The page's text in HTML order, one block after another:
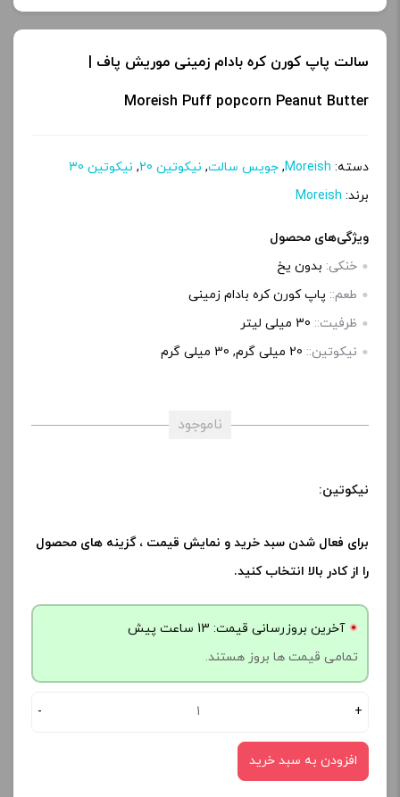
پ
پ
سالت پاپ کورن کره بادام زمینی موریش پاف |
Moreish Puff popcorn Peanut Butter
دسته: Moreish
, جویس سالت, نیکوتین 20 , نیکوتین 30
برند: Moreish
ویژگی‌های محصول
خنکی: بدون یخ
طعم:: پاپ کورن کره بادام زمینی
ظرفیت:: 30 میلی‌ لیتر
نیکوتین:: 20 میلی گرم, 30 میلی گرم
ناموجود
نیکوتین:
برای فعال شدن سبد خرید و نمایش قیمت ، گزینه های محصول
را از کادر بالا انتخاب کنید.
آخرین بروزرسانی قیمت: 13 ساعت پیش
تمامی قیمت ها بروز هستند.
- +
افزودن به سبد خرید